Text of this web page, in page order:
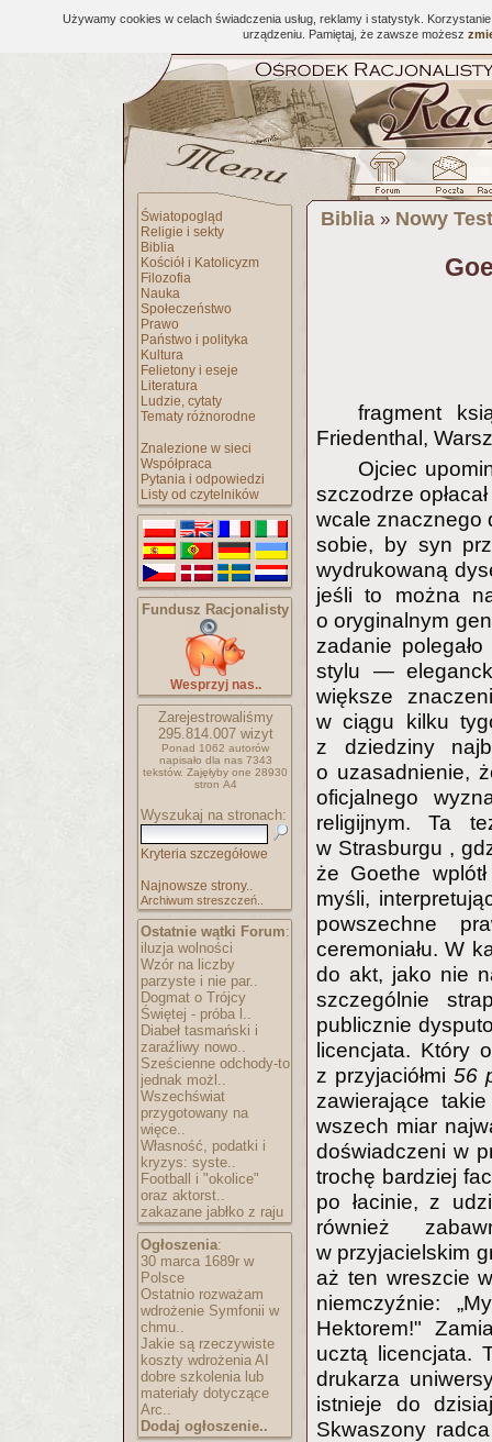
Używamy cookies w celach świadczenia usług, reklamy i statystyk.
urządzeniu. Pamiętaj, że zawsze możesz
Światopogląd
Religie i sekty
Biblia
Kościół i Katolicyzm
Filozofia
Nauka
Społeczeństwo
Prawo
Państwo i polityka
Kultura
Felietony i eseje
Literatura
Ludzie, cytaty
Tematy różnorodne
Znalezione w sieci
Współpraca
Pytania i odpowiedzi
Listy od czytelników
Fundusz Racjonalisty
Wesprzyj nas..
Zarejestrowaliśmy
295.814.007wizyt
Ponad 1062 autorów
napisało dla nas 7343
tekstów. Zajęłyby one 28930
stron A4
Wyszukaj na stronach:
Kryteria szczegółowe
Najnowsze strony..
Archiwum streszczeń..
Ostatnie wątki Forum:
iluzja wolności
Wzór na liczby
parzyste i nie par..
Dogmat o Trójcy
Świętej - próba l..
Diabeł tasmański i
zaraźliwy nowo..
Sześcienne odchody-to
jednak możl..
Wszechświat
przygotowany na
więce..
Własność, podatki i
kryzys: syste..
Football i "okolice"
oraz aktorst..
zakazane jabłko z raju
Ogłoszenia:
30 marca 1689r w
Polsce
Ostatnio rozważam
wdrożenie Symfonii w
chmu..
Jakie są rzeczywiste
koszty wdrożenia AI
dobre szkolenia lub
materiały dotyczące
Arc..
Dodaj ogłoszenie..
Biblia » Nowy
fragment
Friedenthal,
Ojciec
szczodrze
wcale znacznego
sobie, by syn
wydrukowaną
jeśli to można
o oryginalnym
zadanie
stylu —
większe
w ciągu kilku
z dziedziny
o uzasadnienie,
oficjalnego
religijnym. Ta
w Strasburgu ,
że Goethe
myśli,
powszechne
ceremoniału. W
do akt, jako nie
szczególnie
publicznie
licencjata. Który
z przyjaciółmi 56
zawierające
wszech miar
doświadczeni w
trochę bardziej
po łacinie, z
również
w przyjacielskim
aż ten wreszcie
niemczyźnie:
Hektorem!"
ucztą licencjata.
drukarza
istnieje do
Skwaszony